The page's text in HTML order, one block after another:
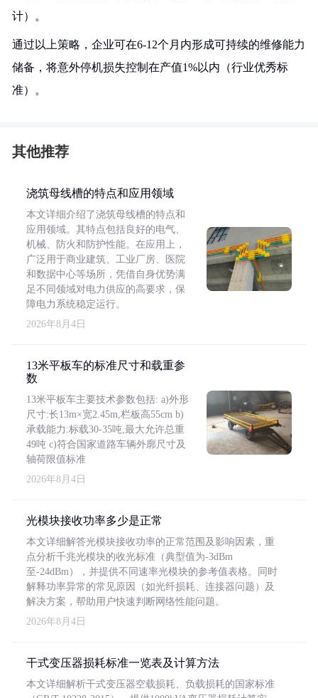
计）。
通过以上策略，企业可在6-12个月内形成可持续的维修能力
储备，将意外停机损失控制在产值1%以内（行业优秀标
准）。
其他推荐
浇筑母线槽的特点和应用领域
本文详细介绍了浇筑母线槽的特点和
应用领域。其特点包括良好的电气、
机械、防火和防护性能。在应用上，
广泛用于商业建筑、工业厂房、医院
和数据中心等场所，凭借自身优势满
足不同领域对电力供应的高要求，保
障电力系统稳定运行。
2026年8月4日
13米平板车的标准尺寸和载重参
数
13米平板车主要技术参数包括: a)外形
尺寸:长13m×宽2.45m,栏板高55cm b)
承载能力:标载30-35吨,最大允许总重
49吨 c)符合国家道路车辆外廓尺寸及
轴荷限值标准
2026年8月4日
光模块接收功率多少是正常
本文详细解答光模块接收功率的正常范围及影响因素，重
点分析千兆光模块的收光标准（典型值为-3dBm
至-24dBm），并提供不同速率光模块的参考值表格。同时
解释功率异常的常见原因（如光纤损耗、连接器问题）及
解决方案，帮助用户快速判断网络性能问题。
2026年8月4日
干式变压器损耗标准一览表及计算方法
本文详细解析干式变压器空载损耗、负载损耗的国家标准